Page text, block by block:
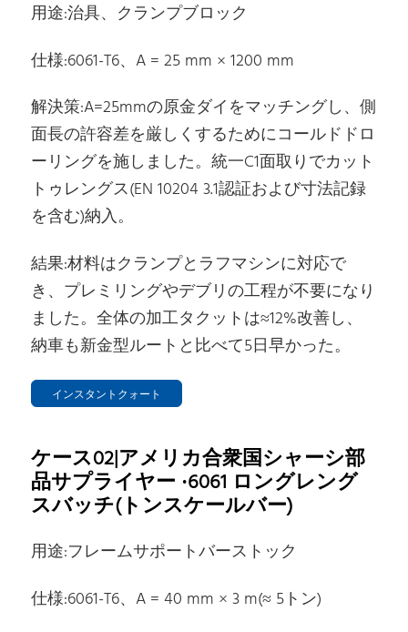
用途:治具、クランプブロック
仕様:6061-T6、A = 25 mm × 1200 mm
解決策:A=25mmの原金ダイをマッチングし、側
面長の許容差を厳しくするためにコールドドロ
ーリングを施しました。統一C1面取りでカット
トゥレングス(EN 10204 3.1認証および寸法記録
を含む)納入。
結果:材料はクランプとラフマシンに対応で
き、プレミリングやデブリの工程が不要になり
ました。全体の加工タクットは≈12%改善し、
納車も新金型ルートと比べて5日早かった。
インスタントクォート
ケース02|アメリカ合衆国シャーシ部
品サプライヤー ·6061 ロングレング
スバッチ(トンスケールバー)
用途:フレームサポートバーストック
仕様:6061-T6、A = 40 mm × 3 m(≈ 5トン)